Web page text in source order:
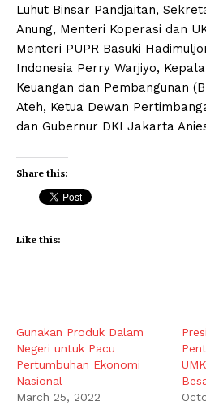
Luhut Binsar Pandjaitan,
Anung, Menteri Koperasi dan
Menteri PUPR Basuki
Indonesia Perry Warjiyo,
Keuangan dan Pembangunan
Ateh, Ketua Dewan
dan Gubernur DKI Jakarta
Share this:
Like this:
Gunakan Produk Dalam
Negeri untuk Pacu
Pertumbuhan Ekonomi
Nasional
March 25, 2022